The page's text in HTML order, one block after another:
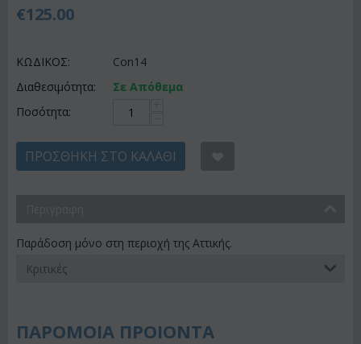
€125.00
ΚΩΔΙΚΟΣ:
Con14
Διαθεσιμότητα:
Σε Απόθεμα
Ποσότητα:
ΠΡΟΣΘΉΚΗ ΣΤΟ ΚΑΛΆΘΙ
Παράδοση μόνο στη περιοχή της Αττικής.
Κριτικές
ΠΑΡΟΜΟΙΑ ΠΡΟΙΟΝΤΑ